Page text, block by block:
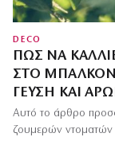
DECO
ΠΏΣ ΝΑ
ΣΤΟ
ΓΕΎΣΗ ΚΑΙ
Αυτό το άρθρο
ζουμερών ντοματών